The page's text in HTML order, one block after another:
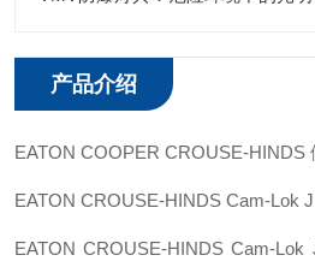
产品介绍
EATON COOPER CROUSE-HINDS
EATON CROUSE-HINDS Cam-Lok J
EATON CROUSE-HINDS Cam-Lok